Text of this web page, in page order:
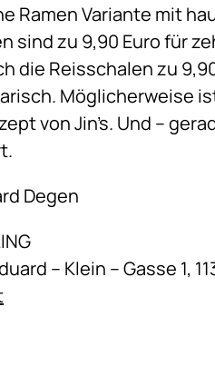
Ramen Variante mit
sind zu 9,90 Euro für
die Reisschalen zu
Möglicherweise
von Jin’s. Und –
Degen
– Klein – Gasse 1,